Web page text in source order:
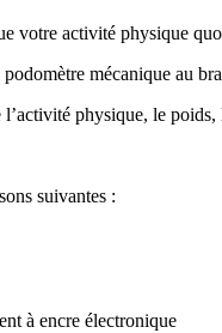
activité physique
mécanique au
physique, le
suivantes :
à encre électronique